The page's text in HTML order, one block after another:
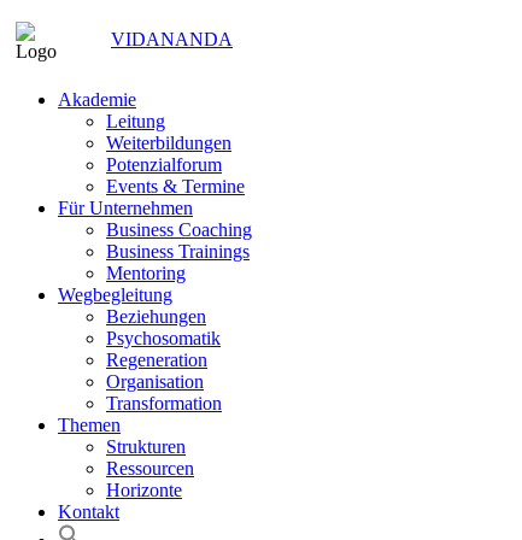
VIDANANDA
Akademie
Leitung
Weiterbildungen
Potenzialforum
Events & Termine
Für Unternehmen
Business Coaching
Business Trainings
Mentoring
Wegbegleitung
Beziehungen
Psychosomatik
Regeneration
Organisation
Transformation
Themen
Strukturen
Ressourcen
Horizonte
Kontakt